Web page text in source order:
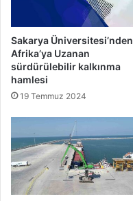
Sakarya Üniversitesi’nden
Afrika’ya Uzanan
sürdürülebilir kalkınma
hamlesi
19 Temmuz 2024